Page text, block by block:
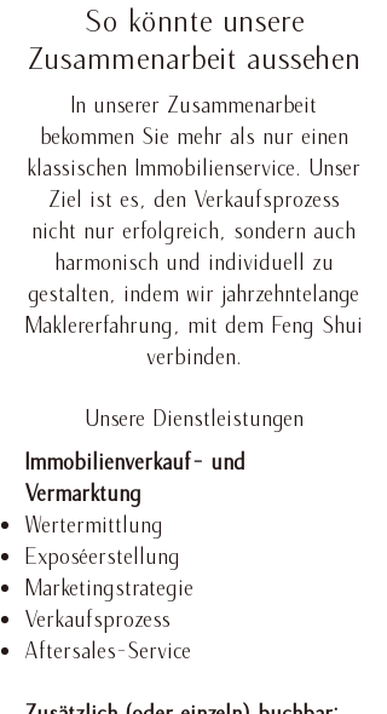
So könnte unsere
Zusammenarbeit aussehen
In unserer Zusammenarbeit
bekommen Sie mehr als nur einen
klassischen Immobilienservice. Unser
Ziel ist es, den Verkaufsprozess
nicht nur erfolgreich, sondern auch
harmonisch und individuell zu
gestalten, indem wir jahrzehntelange
Maklererfahrung, mit dem Feng Shui
verbinden.
Unsere Dienstleistungen
​Immobilienverkauf- und
Vermarktung​
Wertermittlung
Exposéerstellung
Marketingstrategie
Verkaufsprozess
Aftersales-Service